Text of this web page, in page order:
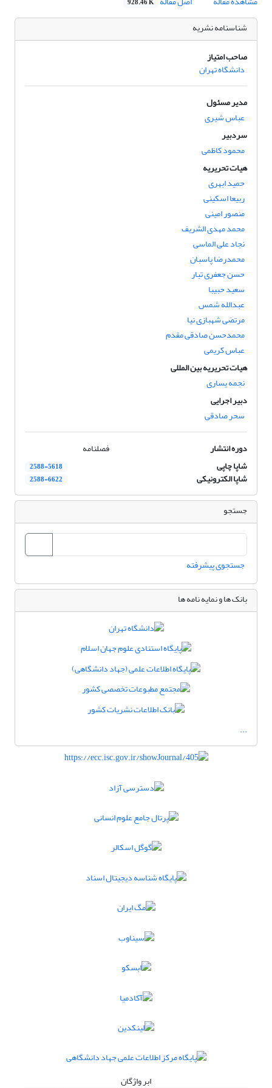
شناسنامه نشریه
صاحب امتیاز
دانشگاه تهران
مدیر مسئول
عباس شیری
سردبیر
محمود کاظمی
هیات تحریریه
حمید ابهری
ربیعا اسکینی
منصور امینی
محمد مهدی الشریف
نجاد علی الماسی
محمدرضا پاسبان
حسن جعفری تبار
سعید حبیبا
عبدالله شمس
مرتضی شهبازی نیا
محمدحسن صادقی مقدم
عباس کریمی
هیات تحریریه بین المللی
نجمه یساری
دبیر اجرایی
سحر صادقی
دوره انتشار
فصلنامه
شاپا چاپی
2588-5618
شاپا الکترونیکی 2588-6622
جستجو
جستجوی پیشرفته
بانک ها و نمایه نامه ها
...
ابر واژگان